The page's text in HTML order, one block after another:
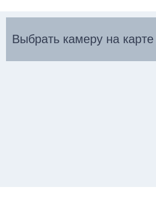
Выбрать камеру на карте